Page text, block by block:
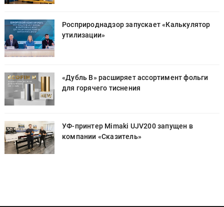
Росприроднадзор запускает «Калькулятор
утилизации»
«Дубль В» расширяет ассортимент фольги
для горячего тиснения
УФ-принтер Mimaki UJV200 запущен в
компании «Сказитель»